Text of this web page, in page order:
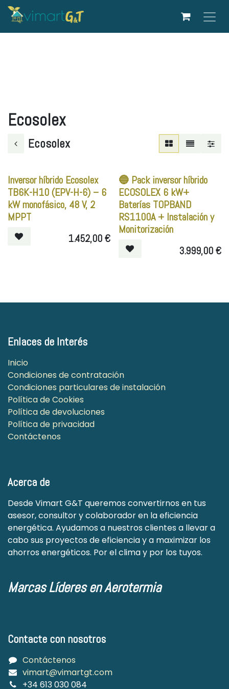
Ir al contenido
Ecosolex
Ecosolex
Inversor híbrido Ecosolex
TB6K-H10 (EPV-H-6) – 6
kW monofásico, 48 V, 2
MPPT
1.452,00€
🔵 Pack inversor híbrido
ECOSOLEX 6 kW+
Baterías TOPBAND
RS1100A + Instalación y
Monitorización
3.999,00€
Enlaces de Interés
Inicio
Condiciones de contratación
Condiciones particulares de instalación
Política de Cookies
Política de devoluciones
Política de privacidad
Contáctenos
Acerca de
Desde Vimart G&T queremos convertirnos en tus
asesor, consultor y colaborador en la eficiencia
energética. Ayudamos a nuestros clientes a llevar a
cabo sus proyectos de eficiencia y a maximizar los
ahorros energéticos. Por el clima y por los tuyos.
Marcas Líderes en Aerotermia
Contacte con nosotros
Contáctenos
vimart@vimartgt.com
+34 613 030 084